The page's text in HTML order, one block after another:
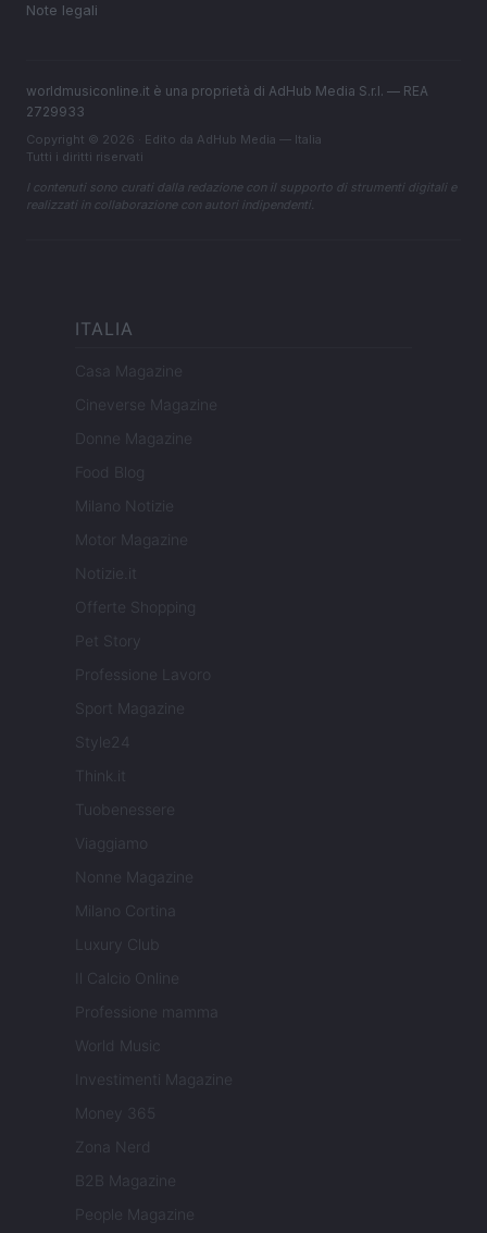
Note legali
worldmusiconline.it è una proprietà di AdHub Media S.r.l. — REA
2729933
Copyright © 2026 · Edito da AdHub Media — Italia
Tutti i diritti riservati
I contenuti sono curati dalla redazione con il supporto di strumenti digitali e
realizzati in collaborazione con autori indipendenti.
ITALIA
Casa Magazine
Cineverse Magazine
Donne Magazine
Food Blog
Milano Notizie
Motor Magazine
Notizie.it
Offerte Shopping
Pet Story
Professione Lavoro
Sport Magazine
Style24
Think.it
Tuobenessere
Viaggiamo
Nonne Magazine
Milano Cortina
Luxury Club
Il Calcio Online
Professione mamma
World Music
Investimenti Magazine
Money 365
Zona Nerd
B2B Magazine
People Magazine